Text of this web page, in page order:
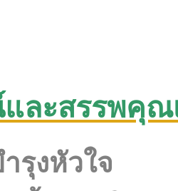
ละสรรพคุณ
รุงหัวใจ